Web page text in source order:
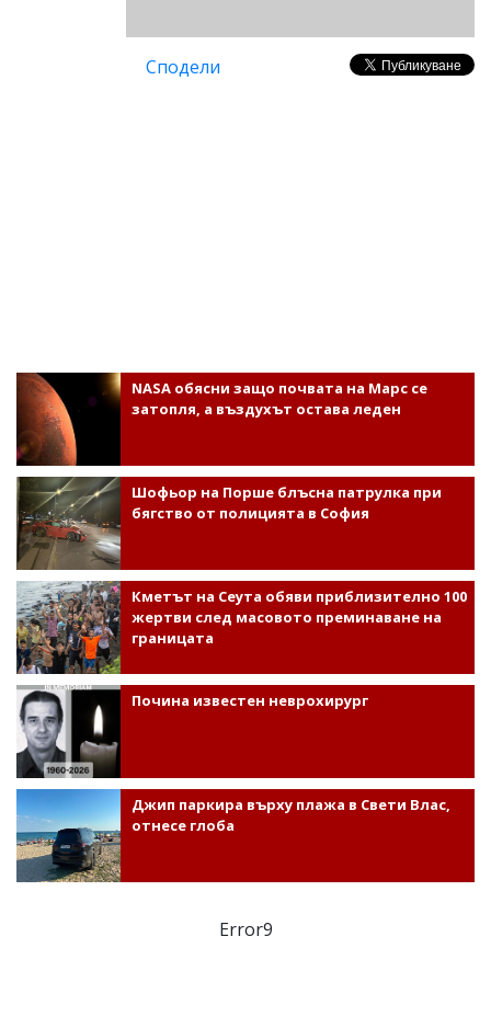
Сподели
NASA обясни защо почвата на Марс се
затопля, а въздухът остава леден
Шофьор на Порше блъсна патрулка при
бягство от полицията в София
Кметът на Сеута обяви приблизително 100
жертви след масовото преминаване на
границата
Почина известен неврохирург
Джип паркира върху плажа в Свети Влас,
отнесе глоба
Error9